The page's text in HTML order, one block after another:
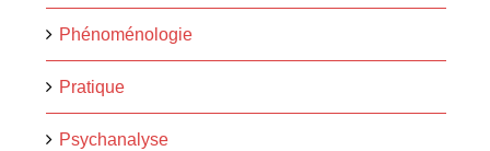
Phénoménologie
Pratique
Psychanalyse